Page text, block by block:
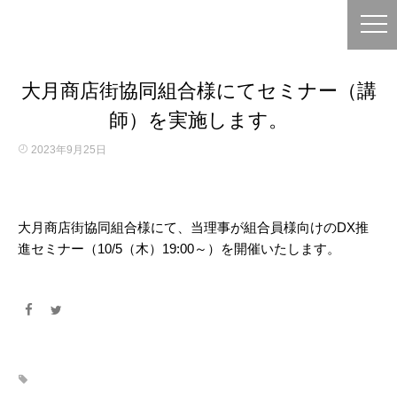
大月商店街協同組合様にてセミナー（講
師）を実施します。
2023年9月25日
大月商店街協同組合様にて、当理事が組合員様向けのDX推
進セミナー（10/5（木）19:00～）を開催いたします。